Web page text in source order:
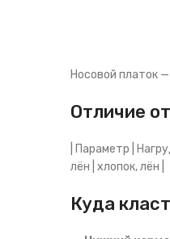
Носовой платок
Отличие
| Параметр |
лён | хлопок, лён |
Куда